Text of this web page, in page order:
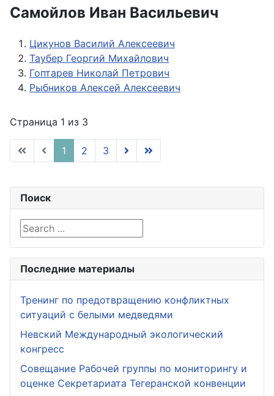
Самойлов Иван Васильевич
Цикунов Василий Алексеевич
Таубер Георгий Михайлович
Гоптарев Николай Петрович
Рыбников Алексей Алексеевич
Страница 1 из 3
1 2 3
Поиск
Search ...
Последние материалы
Тренинг по предотвращению конфликтных
ситуаций с белыми медведями
Невский Международный экологический
конгресс
Совещание Рабочей группы по мониторингу и
оценке Секретариата Тегеранской конвенции